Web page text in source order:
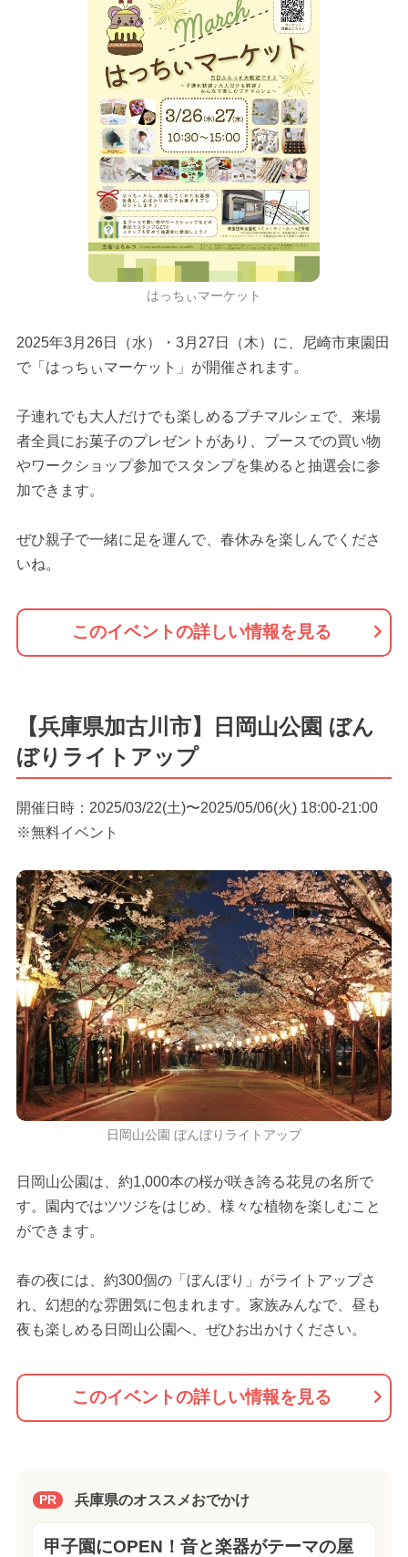
はっちぃマーケット
2025年3月26日（水）・3月27日（木）に、尼崎市東園田
で「はっちぃマーケット」が開催されます。
子連れでも大人だけでも楽しめるプチマルシェで、来場
者全員にお菓子のプレゼントがあり、ブースでの買い物
やワークショップ参加でスタンプを集めると抽選会に参
加できます。
ぜひ親子で一緒に足を運んで、春休みを楽しんでくださ
いね。
このイベントの詳しい情報を見る
【兵庫県加古川市】日岡山公園 ぼん
ぼりライトアップ
開催日時：2025/03/22(土)〜2025/05/06(火) 18:00-21:00
※無料イベント
日岡山公園 ぼんぼりライトアップ
日岡山公園は、約1,000本の桜が咲き誇る花見の名所で
す。園内ではツツジをはじめ、様々な植物を楽しむこと
ができます。
春の夜には、約300個の「ぼんぼり」がライトアップさ
れ、幻想的な雰囲気に包まれます。家族みんなで、昼も
夜も楽しめる日岡山公園へ、ぜひお出かけください。
このイベントの詳しい情報を見る
PR 兵庫県のオススメおでかけ
甲子園にOPEN！音と楽器がテーマの屋